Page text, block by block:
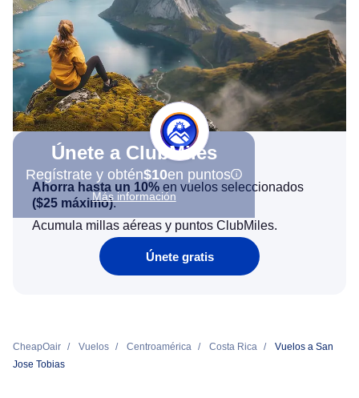
Únete a ClubMiles
Regístrate y obtén$10en puntos
Más información
Ahorra hasta un 10% en vuelos seleccionados
($25 máximo).
Acumula millas aéreas y puntos ClubMiles.
Únete gratis
CheapOair Vuelos Centroamérica Costa Rica
Vuelos a San
Jose Tobias